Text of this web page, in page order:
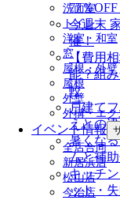
洗面室
トイレ
洋室・和室
窓
屋根・外壁
屋根
外壁
外構・エ
イベント情報
全店合同
新居浜店
松山店
今治店
77％OFF
今週末
催！
【費用
能？組
較
戸建て
えとの
暑くな
ムと補助
キッチ
ット・